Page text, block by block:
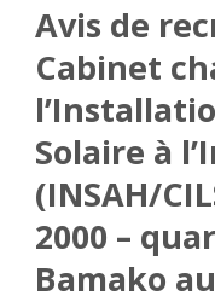
Avis de
Cabinet
Solaire à
(INSAH/
2000 –
Bamako